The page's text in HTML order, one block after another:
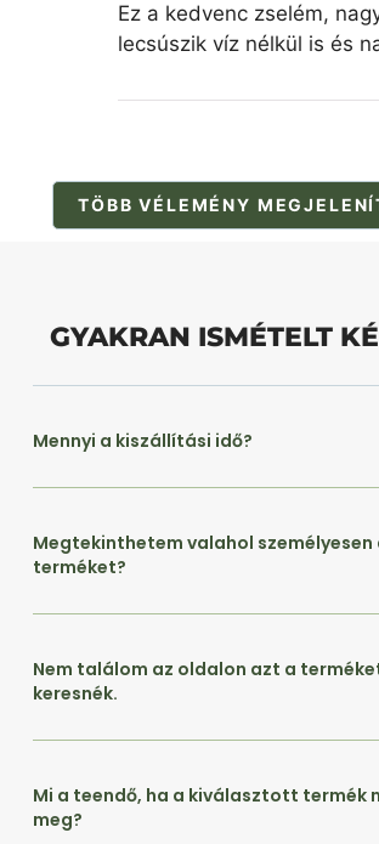
Ez a kedvenc zselém,
lecsúszik víz nélkül is és
TÖBB VÉLEMÉNY
GYAKRAN ISMÉTELT
Mennyi a kiszállítási idő?
Megtekinthetem valahol
terméket?
Nem találom az oldalon azt a
keresnék.
Mi a teendő, ha a kiválasztott termék
meg?